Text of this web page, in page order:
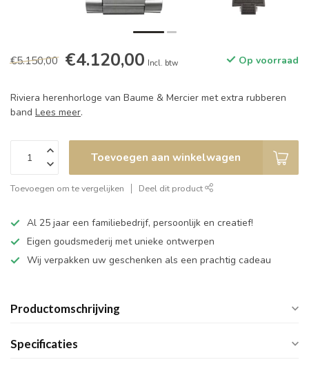
€5.150,00 €4.120,00 Incl. btw Op voorraad
Riviera herenhorloge van Baume & Mercier met extra rubberen
band Lees meer.
Toevoegen aan winkelwagen
Toevoegen om te vergelijken Deel dit product
Al 25 jaar een familiebedrijf, persoonlijk en creatief!
Eigen goudsmederij met unieke ontwerpen
Wij verpakken uw geschenken als een prachtig cadeau
Productomschrijving
Specificaties